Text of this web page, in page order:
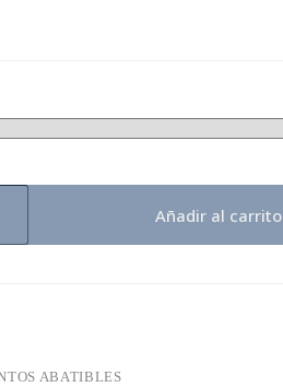
Añadir al carrito
ABATIBLES